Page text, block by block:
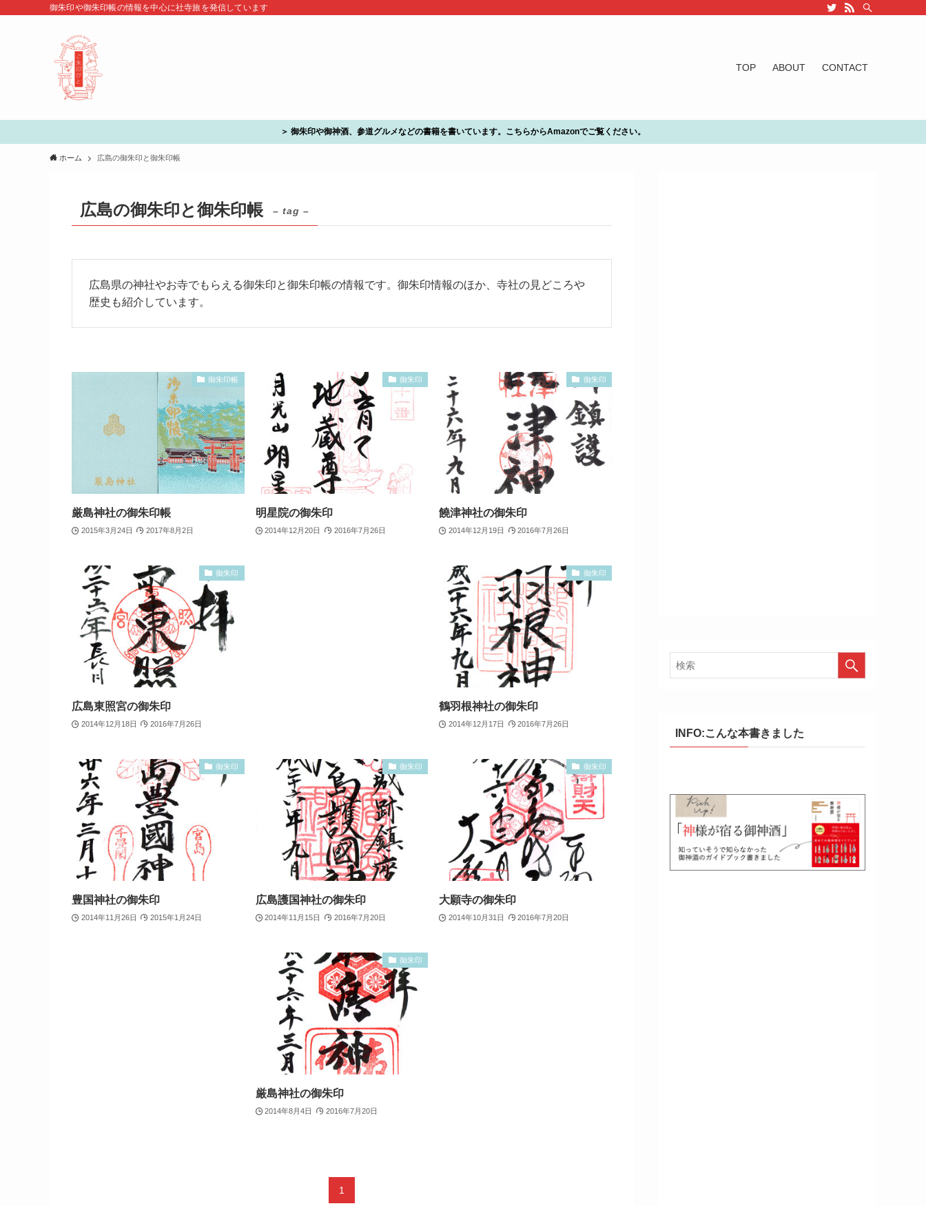
御朱印や御朱印帳の情報を中心に社寺旅を発信しています
TOP ABOUT CONTACT
＞ 御朱印や御神酒、参道グルメなどの書籍を書いています。こちらからAmazonでご覧ください。
ホーム 広島の御朱印と御朱印帳
広島の御朱印と御朱印帳 – tag –
広島県の神社やお寺でもらえる御朱印と御朱印帳の情報です。御朱印情報のほか、寺社の見どころや
歴史も紹介しています。
御朱印帳
厳島神社の御朱印帳
2015年3月24日 2017年8月2日
御朱印
明星院の御朱印
2014年12月20日 2016年7月26日
御朱印
饒津神社の御朱印
2014年12月19日 2016年7月26日
御朱印
広島東照宮の御朱印
2014年12月18日 2016年7月26日
御朱印
鶴羽根神社の御朱印
2014年12月17日 2016年7月26日
御朱印
豊国神社の御朱印
2014年11月26日 2015年1月24日
御朱印
広島護国神社の御朱印
2014年11月15日 2016年7月20日
御朱印
大願寺の御朱印
2014年10月31日 2016年7月20日
御朱印
厳島神社の御朱印
2014年8月4日 2016年7月20日
1
INFO:こんな本書きました